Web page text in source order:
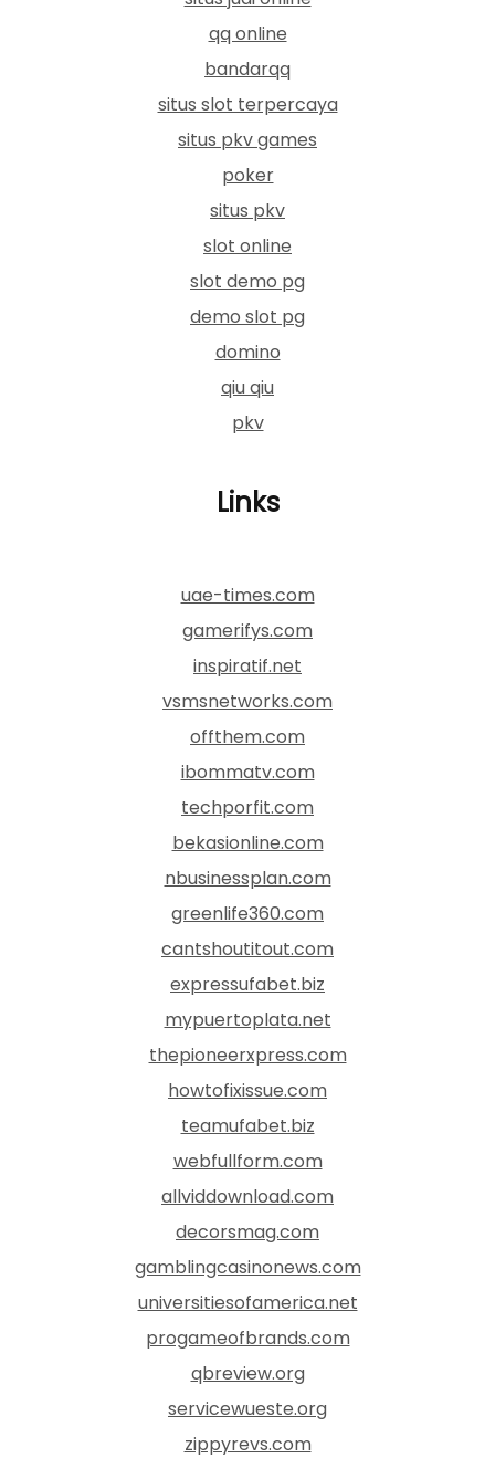
qq online
bandarqq
situs slot terpercaya
situs pkv games
poker
situs pkv
slot online
slot demo pg
demo slot pg
domino
qiu qiu
pkv
Links
uae-times.com
gamerifys.com
inspiratif.net
vsmsnetworks.com
offthem.com
ibommatv.com
techporfit.com
bekasionline.com
nbusinessplan.com
greenlife360.com
cantshoutitout.com
expressufabet.biz
mypuertoplata.net
thepioneerxpress.com
howtofixissue.com
teamufabet.biz
webfullform.com
allviddownload.com
decorsmag.com
gamblingcasinonews.com
universitiesofamerica.net
progameofbrands.com
qbreview.org
servicewueste.org
zippyrevs.com